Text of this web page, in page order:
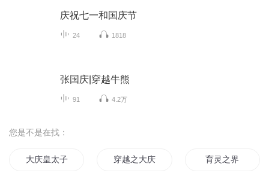
庆祝七一和国庆节
24 1818
张国庆|穿越牛熊
91 4.2万
您是不是在找：
大庆皇太子 穿越之大庆帝国 育灵之界